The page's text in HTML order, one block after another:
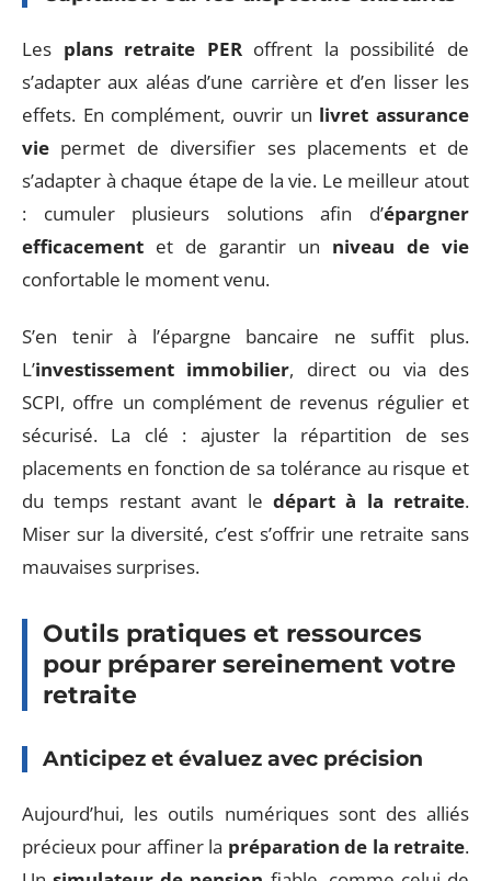
Les plans retraite PERoffrent la possibilité de
s’adapter aux aléas d’une carrière et d’en lisser les
effets. En complément, ouvrir un livret assurance
vie permet de diversifier ses placements et de
s’adapter à chaque étape de la vie. Le meilleur atout
: cumuler plusieurs solutions afin d’épargner
efficacement et de garantir un niveau de vie
confortable le moment venu.
S’en tenir à l’épargne bancaire ne suffit plus.
L’investissement immobilier, direct ou via des
SCPI, offre un complément de revenus régulier et
sécurisé. La clé : ajuster la répartition de ses
placements en fonction de sa tolérance au risque et
du temps restant avant le départ à la retraite.
Miser sur la diversité, c’est s’offrir une retraite sans
mauvaises surprises.
Outils pratiques et ressources
pour préparer sereinement votre
retraite
Anticipez et évaluez avec précision
Aujourd’hui, les outils numériques sont des alliés
précieux pour affiner la préparation de la retraite.